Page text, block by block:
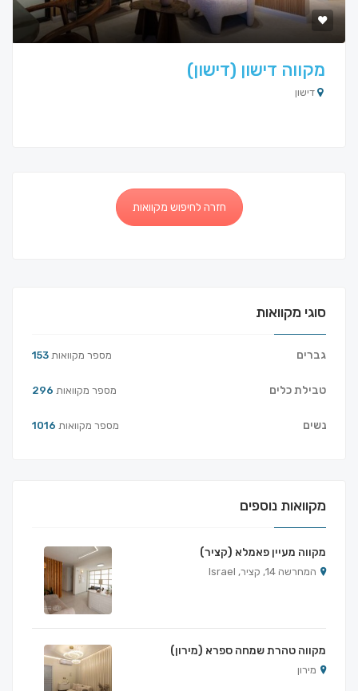
מקווה דישון (דישון)
דישון
חזרה לחיפוש מקוואות
סוגי מקוואות
גברים 153 מספר מקוואות
טבילת כלים 296 מספר מקוואות
נשים 1016 מספר מקוואות
מקוואות נוספים
מקווה מעיין פאמלא (קציר)
המחרשה 14, קציר, Israel
מקווה טהרת שמחה ספרא (מירון)
מירון